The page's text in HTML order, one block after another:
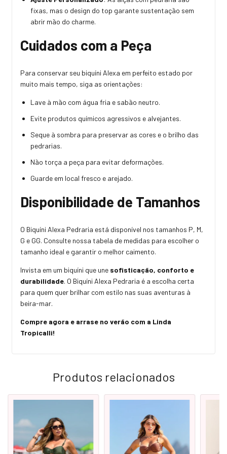
fixas, mas o design do top garante sustentação sem
abrir mão do charme.
Cuidados com a Peça
Para conservar seu biquíni Alexa em perfeito estado por
muito mais tempo, siga as orientações:
Lave à mão com água fria e sabão neutro.
Evite produtos químicos agressivos e alvejantes.
Seque à sombra para preservar as cores e o brilho das
pedrarias.
Não torça a peça para evitar deformações.
Guarde em local fresco e arejado.
Disponibilidade de Tamanhos
O Biquíni Alexa Pedraria está disponível nos tamanhos P, M,
G e GG. Consulte nossa tabela de medidas para escolher o
tamanho ideal e garantir o melhor caimento.
Invista em um biquíni que une sofisticação, conforto e
durabilidade. O Biquíni Alexa Pedraria é a escolha certa
para quem quer brilhar com estilo nas suas aventuras à
beira-mar.
Compre agora e arrase no verão com a Linda
Tropicalli!
Produtos relacionados